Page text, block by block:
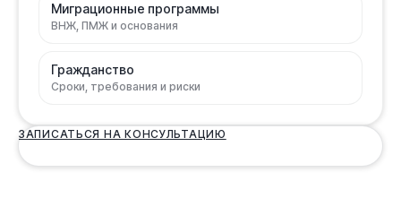
Миграционные программы
ВНЖ, ПМЖ и основания
Гражданство
Сроки, требования и риски
ЗАПИСАТЬСЯ НА КОНСУЛЬТАЦИЮ